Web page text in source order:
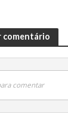
comentário
comentar